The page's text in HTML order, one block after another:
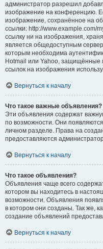
администратор разрешил
изображение на конференцию.
изображение, сохранённое на
ссылки: http://www.example.com/
ссылку ни на изображения,
является общедоступным
которым необходима
Hotmail или Yahoo, защищённые
ссылок на изображения
Вернуться к началу
Что такое важные объявления?
Эти объявления содержат
по возможности. Они
личном разделе. Права на
предоставляются
Вернуться к началу
Что такое объявления?
Объявления чаще всего
котором вы находитесь в
возможности. Объявления
в котором они созданы. Так же,
создание объявлений
Вернуться к началу